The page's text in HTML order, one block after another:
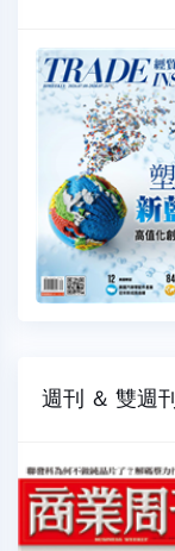
週刊 ＆ 雙週刊